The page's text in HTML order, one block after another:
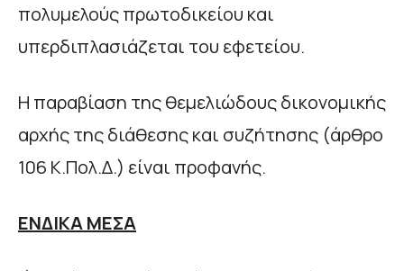
πολυμελούς πρωτοδικείου και
υπερδιπλασιάζεται του εφετείου.
Η παραβίαση της θεμελιώδους δικονομικής
αρχής της διάθεσης και συζήτησης (άρθρο
106 Κ.Πολ.Δ.) είναι προφανής.
ΕΝΔΙΚΑ ΜΕΣΑ